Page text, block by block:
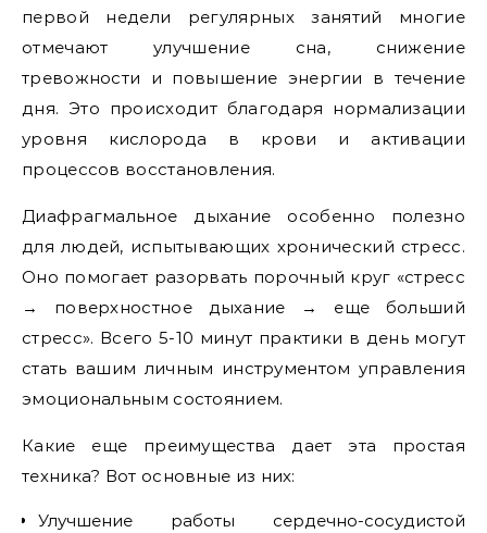
первой недели регулярных занятий многие
отмечают улучшение сна, снижение
тревожности и повышение энергии в течение
дня. Это происходит благодаря нормализации
уровня кислорода в крови и активации
процессов восстановления.
Диафрагмальное дыхание особенно полезно
для людей, испытывающих хронический стресс.
Оно помогает разорвать порочный круг «стресс
→ поверхностное дыхание → еще больший
стресс». Всего 5-10 минут практики в день могут
стать вашим личным инструментом управления
эмоциональным состоянием.
Какие еще преимущества дает эта простая
техника? Вот основные из них:
Улучшение работы сердечно-сосудистой